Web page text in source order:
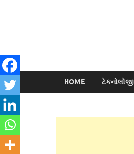
HOME ટેકનોલોજી